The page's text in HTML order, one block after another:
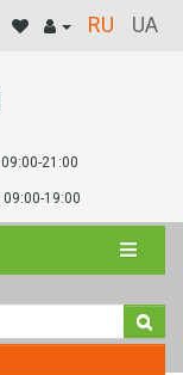
RU UA
09:00-21:00
09:00-19:00